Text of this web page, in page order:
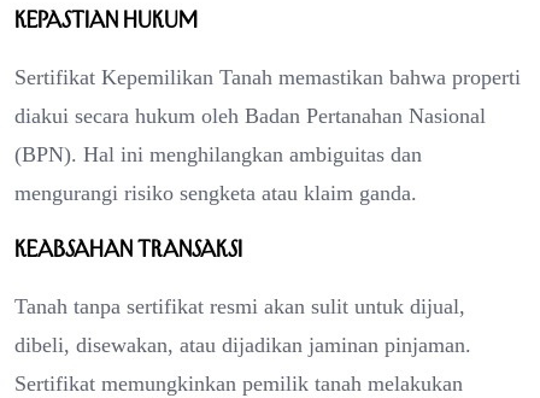
Kepastian Hukum
Sertifikat Kepemilikan Tanah memastikan bahwa properti
diakui secara hukum oleh Badan Pertanahan Nasional
(BPN). Hal ini menghilangkan ambiguitas dan
mengurangi risiko sengketa atau klaim ganda.
Keabsahan Transaksi
Tanah tanpa sertifikat resmi akan sulit untuk dijual,
dibeli, disewakan, atau dijadikan jaminan pinjaman.
Sertifikat memungkinkan pemilik tanah melakukan